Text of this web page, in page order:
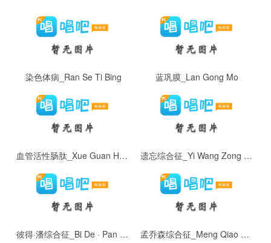
染色体病_Ran Se Ti Bing 蓝巩膜_Lan Gong Mo
血管活性肠肽_Xue Guan Huo Xing Chang Tai 遗忘综合征_Yi Wang Zong He Zheng
彼得·潘综合征_Bi De · Pan Zong He Zheng 孟乔森综合征_Meng Qiao Sen Zong He ZHeng